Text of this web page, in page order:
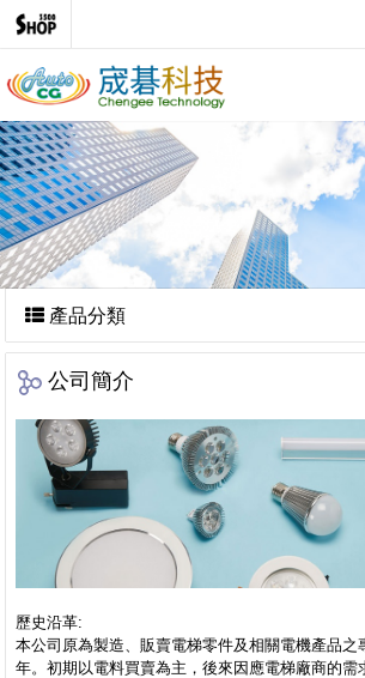
產品分類
公司簡介
歷史沿革:
本公司原為製造、販賣電梯零件及相關電機產品之
年。初期以電料買賣為主，後來因應電梯廠商的需